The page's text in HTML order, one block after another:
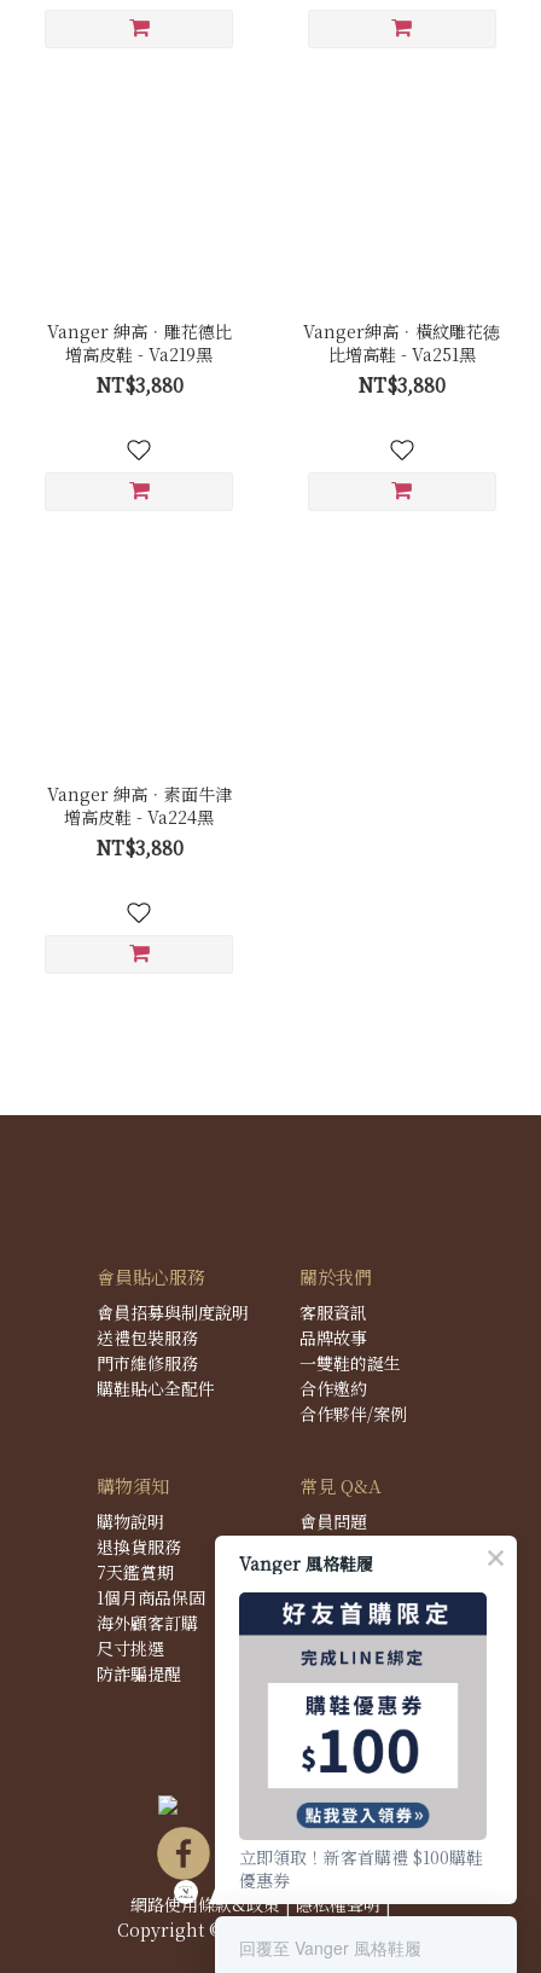
Vanger 紳高．雕花德比
增高皮鞋 - Va219黑
NT$3,880
Vanger紳高．橫紋雕花徳
比增高鞋 - Va251黑
NT$3,880
Vanger 紳高．素面牛津
增高皮鞋 - Va224黑
NT$3,880
會員貼心服務
會員招募與制度說明
送禮包裝服務
門市維修服務
購鞋貼心全配件
關於我們
客服資訊
品牌故事
一雙鞋的誕生
合作邀約
合作夥伴/案例
購物須知
購物說明
退換貨服務
7天鑑賞期
1個月商品保固
海外顧客訂購
尺寸挑選
防詐騙提醒
常見 Q&A
會員問題
配送問題
退換貨問題
商品問題
網路使用條款&政策|隱私權聲明|
Copyright © 2021 Vanger 風格鞋履
Vanger 風格鞋履
立即領取！新客首購禮 $100購鞋
優惠券
回覆至 Vanger 風格鞋履